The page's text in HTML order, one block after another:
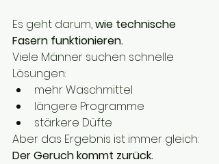
Es geht darum, wie technische
Fasern funktionieren.
Viele Männer suchen schnelle
Lösungen:
mehr Waschmittel
längere Programme
stärkere Düfte
Aber das Ergebnis ist immer gleich:
Der Geruch kommt zurück.